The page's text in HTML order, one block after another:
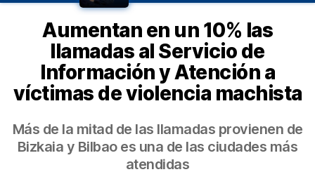
Aumentan en un 10% las
llamadas al Servicio de
Información y Atención a
víctimas de violencia machista
Más de la mitad de las llamadas provienen de
Bizkaia y Bilbao es una de las ciudades más
atendidas